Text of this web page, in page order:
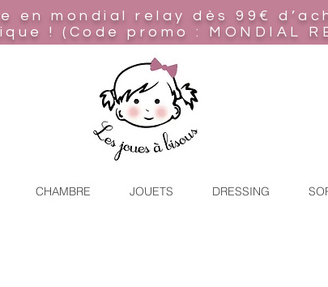
en mondial relay
dès 99€
! (Code promo : MONDIAL
CHAMBRE JOUETS DRESSING